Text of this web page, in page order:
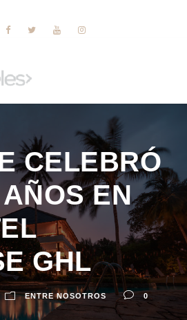
CELEBRÓ
EN
GHL
ENTRE NOSOTROS 0